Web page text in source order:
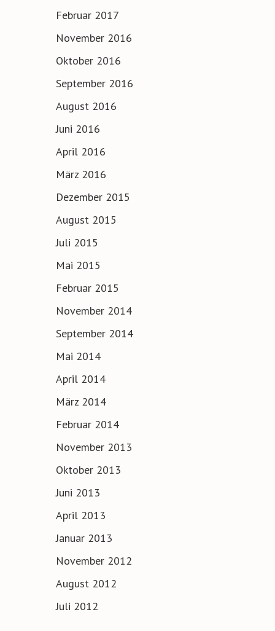
Februar 2017
November 2016
Oktober 2016
September 2016
August 2016
Juni 2016
April 2016
März 2016
Dezember 2015
August 2015
Juli 2015
Mai 2015
Februar 2015
November 2014
September 2014
Mai 2014
April 2014
März 2014
Februar 2014
November 2013
Oktober 2013
Juni 2013
April 2013
Januar 2013
November 2012
August 2012
Juli 2012